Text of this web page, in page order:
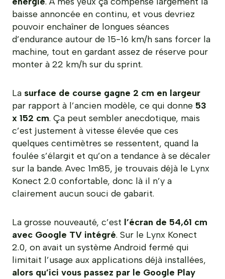
baisse annoncée en continu, et vous devriez
pouvoir enchaîner de longues séances
d’endurance autour de 15-16 km/h sans forcer la
machine, tout en gardant assez de réserve pour
monter à 22 km/h sur du sprint.
La surface de course gagne 2 cm en largeur
par rapport à l’ancien modèle, ce qui donne 53
x 152 cm. Ça peut sembler anecdotique, mais
c’est justement à vitesse élevée que ces
quelques centimètres se ressentent, quand la
foulée s’élargit et qu’on a tendance à se décaler
sur la bande. Avec 1m85, je trouvais déjà le Lynx
Konect 2.0 confortable, donc là il n’y a
clairement aucun souci de gabarit.
La grosse nouveauté, c’est l’écran de 54,61 cm
avec Google TV intégré. Sur le Lynx Konect
2.0, on avait un système Android fermé qui
limitait l’usage aux applications déjà installées,
alors qu’ici vous passez par le Google Play